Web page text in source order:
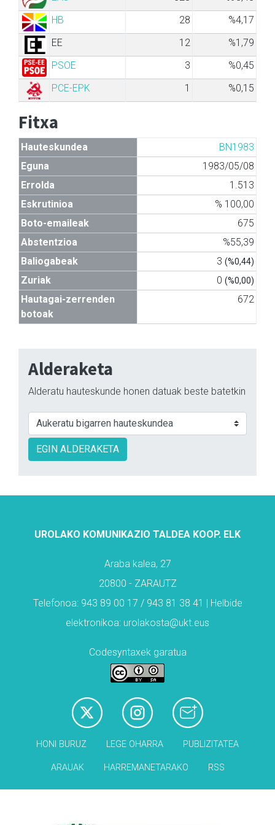
HB
28
%4,17
EE
12
%1,79
PSOE
3
%0,45
PCE-EPK
1 %0,15
Fitxa
Hauteskundea
BN1983
Eguna
1983/05/08
Errolda
1.513
Eskrutinioa
% 100,00
Boto-emaileak
675
Abstentzioa
%55,39
Baliogabeak
3 (%0,44)
Zuriak 0 (%0,00)
Hautagai-zerrenden
botoak
672
Alderaketa
Alderatu hauteskunde honen datuak beste batetkin
EGIN ALDERAKETA
UROLAKO KOMUNIKAZIO TALDEA KOOP. ELK
Araba kalea, 27
20800 - ZARAUTZ
Telefonoa: 943 89 00 17 / 943 81 38 41 | Helbide
elektronikoa: urolakosta@ukt.eus
Codesyntaxek garatua
HONI BURUZ LEGE OHARRA PUBLIZITATEA
ARAUAK HARREMANETARAKO RSS